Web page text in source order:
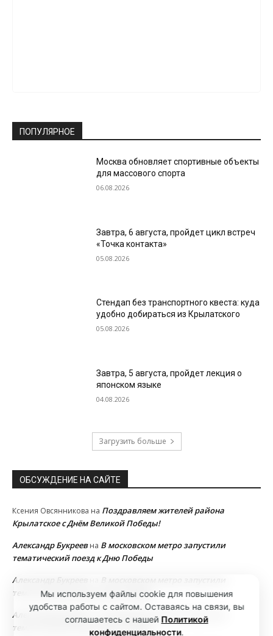
ПОПУЛЯРНОЕ
Москва обновляет спортивные объекты
для массового спорта
06.08.2026
Завтра, 6 августа, пройдет цикл встреч
«Точка контакта»
05.08.2026
Стендап без транспортного квеста: куда
удобно добираться из Крылатского
05.08.2026
Завтра, 5 августа, пройдет лекция о
японском языке
04.08.2026
Загрузить больше
ОБСУЖДЕНИЕ НА САЙТЕ
Ксения Овсянникова на Поздравляем жителей района
Крылатское с Днём Великой Победы!
Александр Букреевна В московском метро запустили
тематический поезд к Дню Победы
Александр Букреев
В московском метро запустили
тематический поезд к Дню Победы
Александр Букреев
В московском метро запустили
тематический поезд к Дню Победы
Мы используем файлы cookie для повышения
удобства работы с сайтом. Оставаясь на связи, вы
соглашаетесь с нашей Политикой
конфиденциальности.